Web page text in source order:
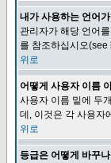
내가 사용하는 언어
관리자가 해당 언어
를 참조하십시오
위로
어떻게 사용자 이름
사용자 이름 밑에 두
데, 이것은 각 사용자
위로
등급은 어떻게 바꾸